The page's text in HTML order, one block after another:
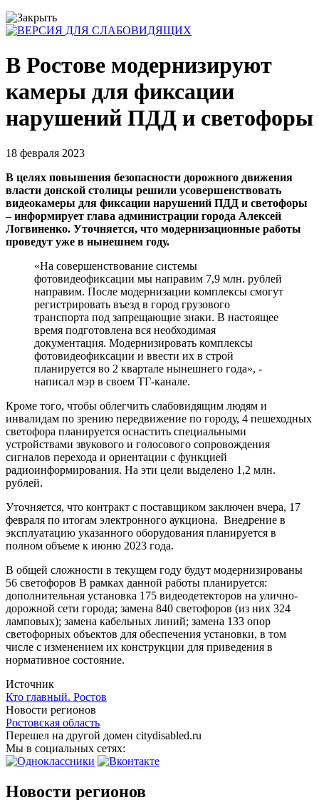
В Ростове модернизируют
камеры для фиксации
нарушений ПДД и светофоры
18 февраля 2023
В целях повышения безопасности дорожного движения
власти донской столицы решили усовершенствовать
видеокамеры для фиксации нарушений ПДД и светофоры
– информирует глава администрации города Алексей
Логвиненко. Уточняется, что модернизационные работы
проведут уже в нынешнем году.
«На совершенствование системы
фотовидеофиксации мы направим 7,9 млн. рублей
направим. После модернизации комплексы смогут
регистрировать въезд в город грузового
транспорта под запрещающие знаки. В настоящее
время подготовлена вся необходимая
документация. Модернизировать комплексы
фотовидеофиксации и ввести их в строй
планируется во 2 квартале нынешнего года», -
написал мэр в своем ТГ-канале.
Кроме того, чтобы облегчить слабовидящим людям и
инвалидам по зрению передвижение по городу, 4 пешеходных
светофора планируется оснастить специальными
устройствами звукового и голосового сопровождения
сигналов перехода и ориентации с функцией
радиоинформирования. На эти цели выделено 1,2 млн.
рублей.
Уточняется, что контракт с поставщиком заключен вчера, 17
февраля по итогам электронного аукциона. Внедрение в
эксплуатацию указанного оборудования планируется в
полном объеме к июню 2023 года.
В общей сложности в текущем году будут модернизированы
56 светофоров В рамках данной работы планируется:
дополнительная установка 175 видеодетекторов на улично-
дорожной сети города; замена 840 светофоров (из них 324
ламповых); замена кабельных линий; замена 133 опор
светофорных объектов для обеспечения установки, в том
числе с изменением их конструкции для приведения в
нормативное состояние.
Источник
Кто главный. Ростов
Новости регионов
Ростовская область
Перешел на другой домен citydisabled.ru
Мы в социальных сетях:
Новости регионов